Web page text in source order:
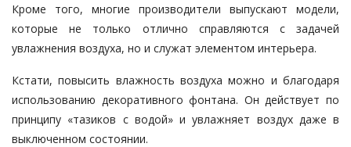
Кроме того, многие производители выпускают модели,
которые не только отлично справляются с задачей
увлажнения воздуха, но и служат элементом интерьера.
Кстати, повысить влажность воздуха можно и благодаря
использованию декоративного фонтана. Он действует по
принципу «тазиков с водой» и увлажняет воздух даже в
выключенном состоянии.